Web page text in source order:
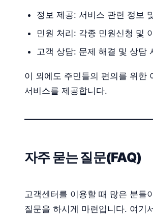
정보 제공: 서비스 관련 정보
민원 처리: 각종 민원신청 및
고객 상담: 문제 해결 및 상담
이 외에도 주민들의 편의를 위한
서비스를 제공합니다.
자주 묻는 질문(FAQ)
고객센터를 이용할 때 많은 분들
질문을 하시게 마련입니다. 여기